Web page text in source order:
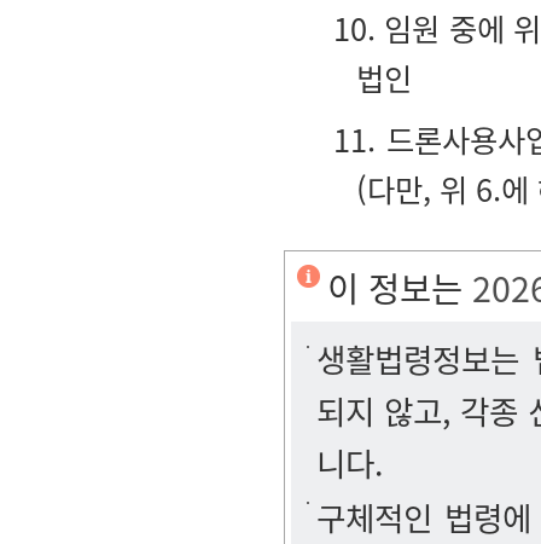
10. 임원 중에
법인
11. 드론사용사
(다만, 위 6.에
이 정보는
생활법령정보
되지 않고, 각종
니다.
구체적인 법령